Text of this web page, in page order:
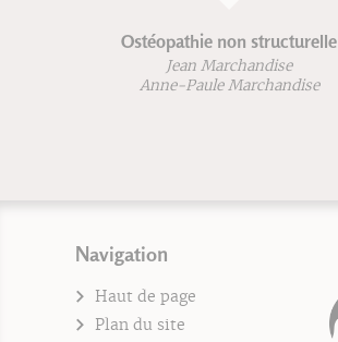
Ostéopathie non structurelle
Jean Marchandise
Anne-Paule Marchandise
Navigation
Haut de page
Plan du site